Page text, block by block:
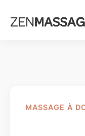
MASSAGE À